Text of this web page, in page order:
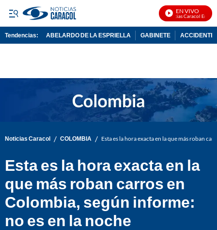
EN VIVO
Noticias Caracol En Vivo
Tendencias: ABELARDO DE LA ESPRIELLA GABINETE ACCIDENTE
Noticias Caracol / COLOMBIA / Esta es la hora exacta en la que más roban
Esta es la hora exacta en la
que más roban carros en
Colombia, según informe:
no es en la noche